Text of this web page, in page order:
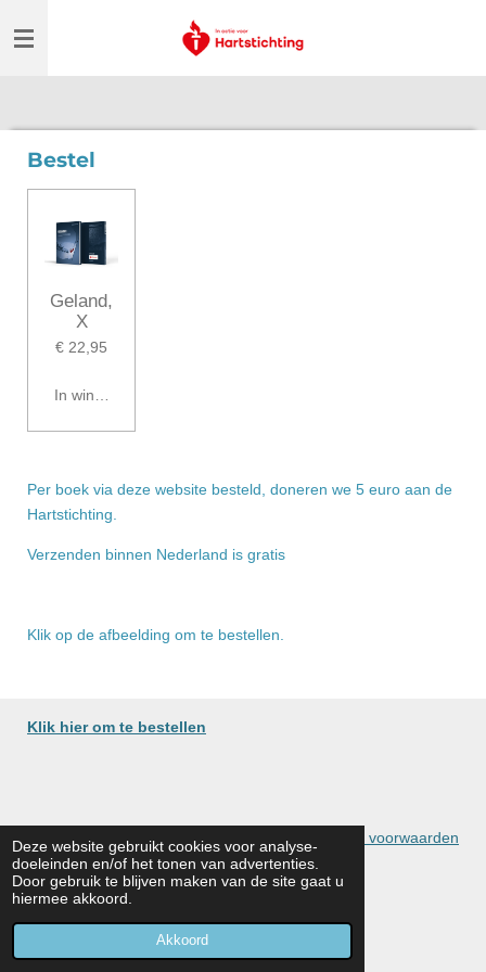
Deze website gebruikt cookies voor analyse-
doeleinden en/of het tonen van advertenties.
Door gebruik te blijven maken van de site gaat u
hiermee akkoord.
Akkoord
direct
Bestel
Geland,
X
€ 22,95
In winkelwagen
Per boek via deze website besteld, doneren we 5 euro aan de
Hartstichting.
Verzenden binnen Nederland is gratis
Klik op de afbeelding om te bestellen.
Klik hier om te bestellen
Levertijd en algemene voorwaarden
Naar onze actiepagina bij de Hartstichting
JouwWeb